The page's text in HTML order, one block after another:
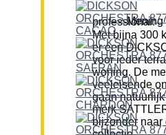
Mening van de professional:
Met bijna 300
er een
voor ieder
woning. De
veeleisende
gaan
merk
bijzonder naar